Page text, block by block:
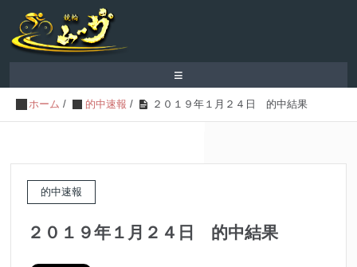
≡
ホーム / 的中速報 / ２０１９年１月２４日 的中結果
的中速報
２０１９年１月２４日 的中結果